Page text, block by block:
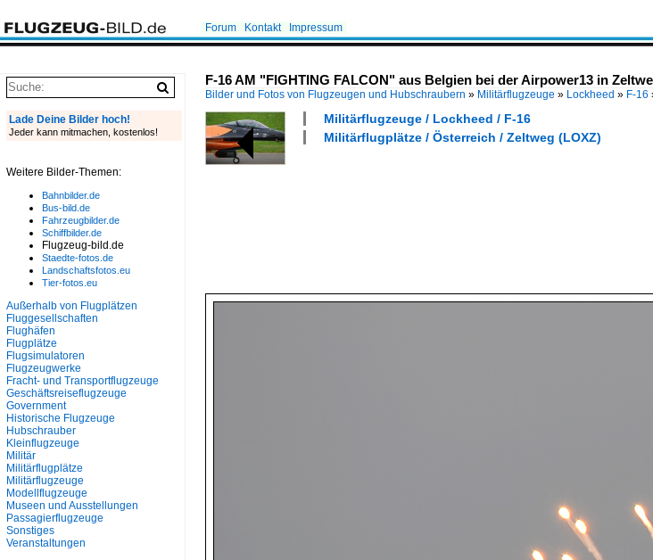
Forum Kontakt Impressum
F-16 AM "FIGHTING FALCON" aus Belgien bei der Airpower13 in
Bilder und Fotos von Flugzeugen und Hubschraubern » Militärflugzeuge » Lockheed » F-16
Militärflugzeuge / Lockheed / F-16
Militärflugplätze / Österreich / Zeltweg (LOXZ)
Lade Deine Bilder hoch!
Jeder kann mitmachen, kostenlos!
Weitere Bilder-Themen:
Bahnbilder.de
Bus-bild.de
Fahrzeugbilder.de
Schiffbilder.de
Flugzeug-bild.de
Staedte-fotos.de
Landschaftsfotos.eu
Tier-fotos.eu
Außerhalb von Flugplätzen
Fluggesellschaften
Flughäfen
Flugplätze
Flugsimulatoren
Flugzeugwerke
Fracht- und Transportflugzeuge
Geschäftsreiseflugzeuge
Government
Historische Flugzeuge
Hubschrauber
Kleinflugzeuge
Militär
Militärflugplätze
Militärflugzeuge
Modellflugzeuge
Museen und Ausstellungen
Passagierflugzeuge
Sonstiges
Veranstaltungen